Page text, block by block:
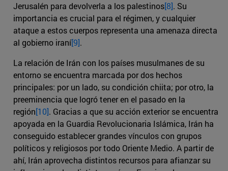
Jerusalén para devolverla a los palestinos[8]. Su
importancia es crucial para el régimen, y cualquier
ataque a estos cuerpos representa una amenaza directa
al gobierno iraní[9].
La relación de Irán con los países musulmanes de su
entorno se encuentra marcada por dos hechos
principales: por un lado, su condición chiita; por otro, la
preeminencia que logró tener en el pasado en la
región[10]. Gracias a que su acción exterior se encuentra
apoyada en la Guardia Revolucionaria Islámica, Irán ha
conseguido establecer grandes vínculos con grupos
políticos y religiosos por todo Oriente Medio. A partir de
ahí, Irán aprovecha distintos recursos para afianzar su